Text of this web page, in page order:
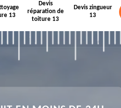
13
Devis
réparation de
toiture 13
Devis zingueur
13